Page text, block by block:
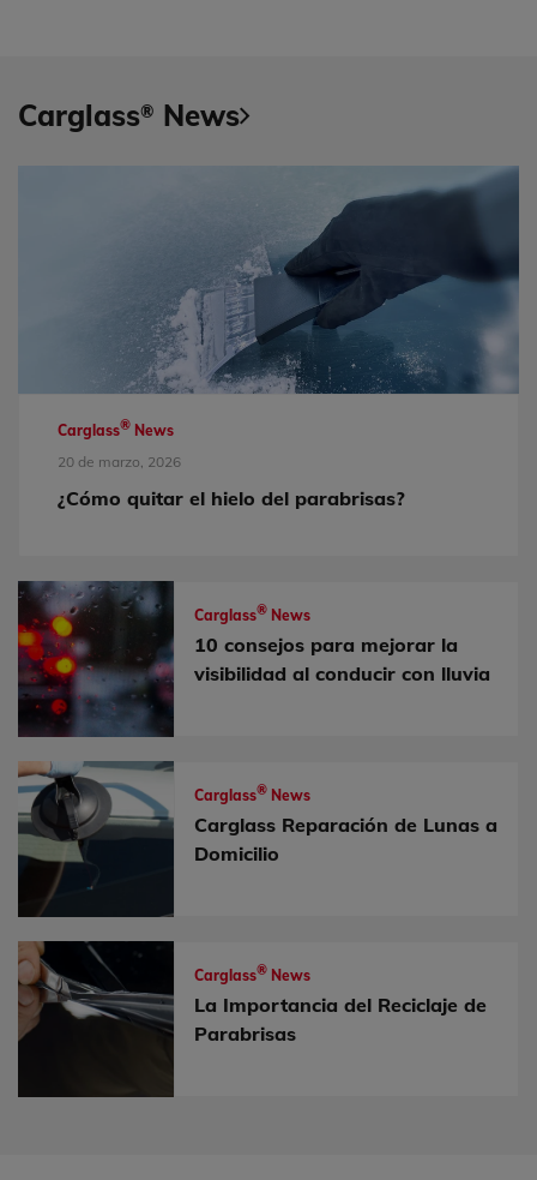
Carglass® News
Carglass® News
20 de marzo, 2026
¿Cómo quitar el hielo del parabrisas?
Carglass® News
10 consejos para mejorar la
visibilidad al conducir con lluvia
Carglass® News
Carglass Reparación de Lunas a
Domicilio
Carglass® News
La Importancia del Reciclaje de
Parabrisas